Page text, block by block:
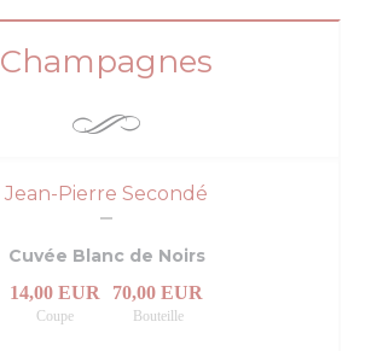
Champagnes
Jean-Pierre Secondé
Cuvée Blanc de Noirs
14,00 EUR
Coupe
70,00 EUR
Bouteille